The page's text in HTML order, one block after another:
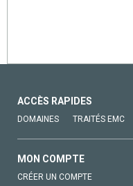
ACCÈS RAPIDES
DOMAINES TRAITÉS EMC
MON COMPTE
CRÉER UN COMPTE